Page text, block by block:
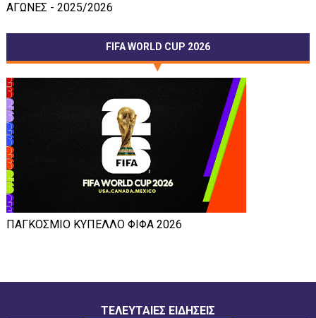
ΑΓΩΝΕΣ - 2025/2026
FIFA WORLD CUP 2026
ΠΑΓΚΟΣΜΙΟ ΚΥΠΕΛΛΟ ΦΙΦΑ 2026
ΤΕΛΕΥΤΑΙΕΣ ΕΙΔΗΣΕΙΣ